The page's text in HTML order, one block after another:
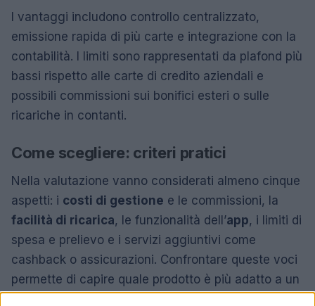
I vantaggi includono controllo centralizzato,
emissione rapida di più carte e integrazione con la
contabilità. I limiti sono rappresentati da plafond più
bassi rispetto alle carte di credito aziendali e
possibili commissioni sui bonifici esteri o sulle
ricariche in contanti.
Come scegliere: criteri pratici
Nella valutazione vanno considerati almeno cinque
aspetti: i costi di gestione e le commissioni, la
facilità di ricarica, le funzionalità dell’app, i limiti di
spesa e prelievo e i servizi aggiuntivi come
cashback o assicurazioni. Confrontare queste voci
permette di capire quale prodotto è più adatto a un